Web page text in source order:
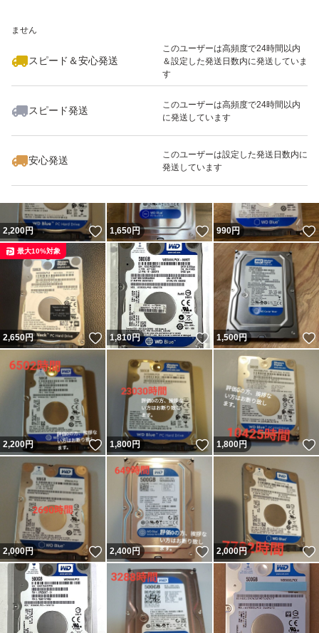
ません
スピード＆安心発送
このユーザーは高頻度で24時間以内
＆設定した発送日数内に発送していま
す
スピード発送
このユーザーは高頻度で24時間以内
に発送しています
安心発送
このユーザーは設定した発送日数内に
発送しています
いいね！
2,880
2,200円 いいね！
1,650円 いいね！
990円
2,650円 いいね！
最大10%対象
1,810円 いいね！
1,500円
2,200円 いいね！
1,800円 いいね！
1,800円
2,000円 いいね！
2,400円 いいね！
2,000円